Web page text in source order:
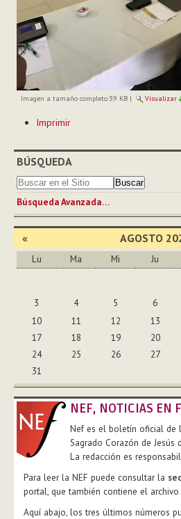
Imagen a tamaño completo:39 KB| Visualizar
de
Imprimir
BÚSQUEDA
Búsqueda Avanzada…
« AGOSTO
Lu Ma Mi Ju
3
4 5 6
10
11 12 13
17
18 19 20
24
25 26 27
31
NEF, NOTICIAS EN
Nef es el boletín oficial de
Sagrado Corazón de Jesús
La redacción es
Para leer la NEF puede consultar la
portal, que también contiene el
Aquí abajo, los tres últimos números